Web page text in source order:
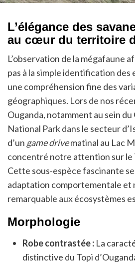
L’élégance des
au cœur du territoire
L’observation de la mégafaune
pas à la simple identification des
une compréhension fine des
géographiques. Lors de nos
Ouganda, notamment au sein
National Park dans le secteur
d’un game drivematinal au Lac
concentré notre attention sur le
Cette sous-espèce fascinante
adaptation comportementale et
remarquable aux écosystèmes
Morphologie
Robe contrastée : La
distinctive du Topi